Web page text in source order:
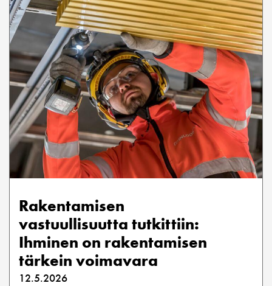
Rakentamisen
vastuullisuutta tutkittiin:
Ihminen on rakentamisen
tärkein voimavara
12.5.2026